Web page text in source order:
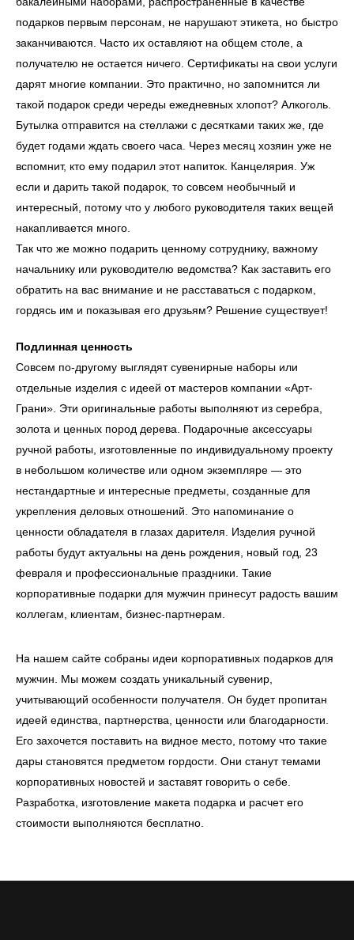
подарков первым персонам, не нарушают этикета, но быстро
заканчиваются. Часто их оставляют на общем столе, а
получателю не остается ничего. Сертификаты на свои услуги
дарят многие компании. Это практично, но запомнится ли
такой подарок среди череды ежедневных хлопот? Алкоголь.
Бутылка отправится на стеллажи с десятками таких же, где
будет годами ждать своего часа. Через месяц хозяин уже не
вспомнит, кто ему подарил этот напиток. Канцелярия. Уж
если и дарить такой подарок, то совсем необычный и
интересный, потому что у любого руководителя таких вещей
накапливается много.
Так что же можно подарить ценному сотруднику, важному
начальнику или руководителю ведомства? Как заставить его
обратить на вас внимание и не расставаться с подарком,
гордясь им и показывая его друзьям? Решение существует!
Подлинная ценность
Совсем по-другому выглядят сувенирные наборы или
отдельные изделия с идеей от мастеров компании «Арт-
Грани». Эти оригинальные работы выполняют из серебра,
золота и ценных пород дерева. Подарочные аксессуары
ручной работы, изготовленные по индивидуальному проекту
в небольшом количестве или одном экземпляре — это
нестандартные и интересные предметы, созданные для
укрепления деловых отношений. Это напоминание о
ценности обладателя в глазах дарителя. Изделия ручной
работы будут актуальны на день рождения, новый год, 23
февраля и профессиональные праздники. Такие
корпоративные подарки для мужчин принесут радость вашим
коллегам, клиентам, бизнес-партнерам.
На нашем сайте собраны идеи корпоративных подарков для
мужчин. Мы можем создать уникальный сувенир,
учитывающий особенности получателя. Он будет пропитан
идеей единства, партнерства, ценности или благодарности.
Его захочется поставить на видное место, потому что такие
дары становятся предметом гордости. Они станут темами
корпоративных новостей и заставят говорить о себе.
Разработка, изготовление макета подарка и расчет его
стоимости выполняются бесплатно.